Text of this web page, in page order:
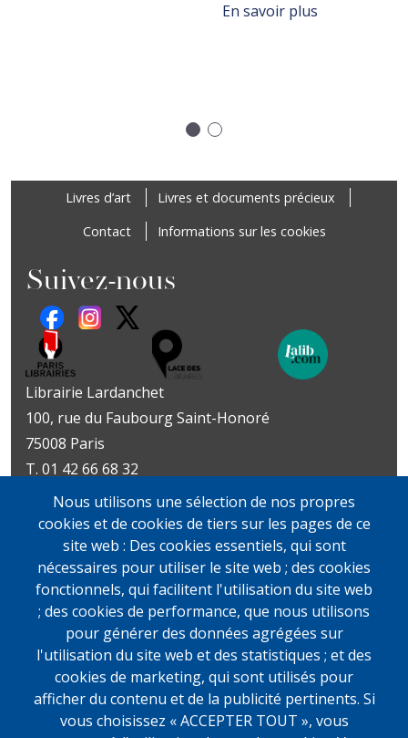
En savoir plus
Livres d’art
Livres et documents précieux
Contact
Informations sur les cookies
Suivez-nous
Librairie Lardanchet
100, rue du Faubourg Saint-Honoré
75008 Paris
T. 01 42 66 68 32
Métro : Miromesnil | St-Philippe-du-Roule
Livres d’art
Du mardi au vendredi
10h-19h
samedi
11h-13h et 14h-19h
Livres et documents
précieux
Lundi sur rendez-vous
Du mardi au vendredi
10h-19h
samedi
11h-13h et 14h-19h
Nous utilisons une sélection de nos propres
cookies et de cookies de tiers sur les pages de ce
site web : Des cookies essentiels, qui sont
nécessaires pour utiliser le site web ; des cookies
fonctionnels, qui facilitent l'utilisation du site web
; des cookies de performance, que nous utilisons
pour générer des données agrégées sur
l'utilisation du site web et des statistiques ; et des
cookies de marketing, qui sont utilisés pour
afficher du contenu et de la publicité pertinents. Si
vous choisissez « ACCEPTER TOUT », vous